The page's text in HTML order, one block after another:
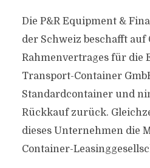
Die P&R Equipment &
der Schweiz beschafft auf
Rahmenvertrages für die
Transport-Container
Standardcontainer und
Rückkauf zurück.
dieses Unternehmen die
Container-